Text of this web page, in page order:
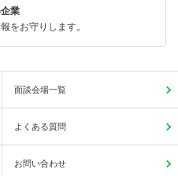
業
をお守りします。
面談会場一覧
よくある質問
お問い合わせ